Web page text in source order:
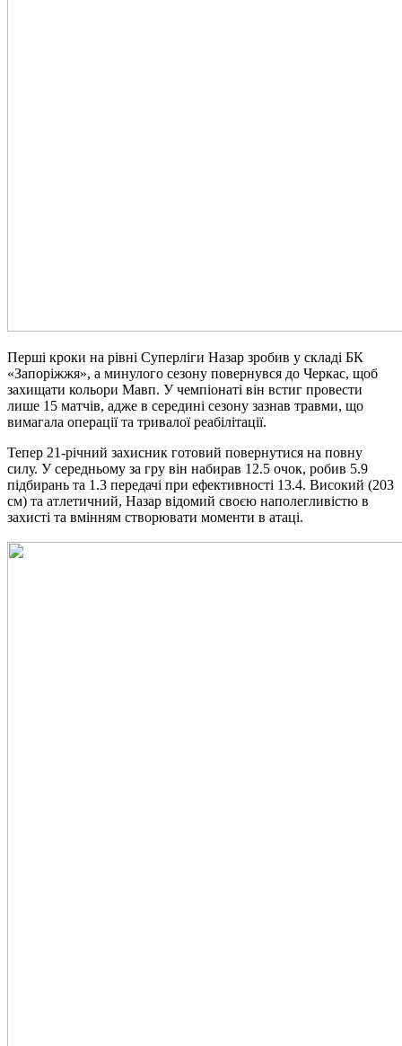
Перші кроки на рівні Суперліги Назар зробив у складі БК
«Запоріжжя», а минулого сезону повернувся до Черкас, щоб
захищати кольори Мавп. У чемпіонаті він встиг провести
лише 15 матчів, адже в середині сезону зазнав травми, що
вимагала операції та тривалої реабілітації.
Тепер 21-річний захисник готовий повернутися на повну
силу. У середньому за гру він набирав 12.5 очок, робив 5.9
підбирань та 1.3 передачі при ефективності 13.4. Високий (203
см) та атлетичний, Назар відомий своєю наполегливістю в
захисті та вмінням створювати моменти в атаці.